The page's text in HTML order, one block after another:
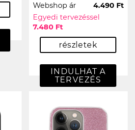
Webshop ár
4.490 Ft
Egyedi tervezéssel
7.480 Ft
részletek
INDULHAT A
TERVEZÉS